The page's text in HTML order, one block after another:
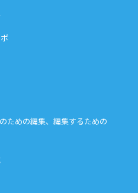
ための編集、編集するための